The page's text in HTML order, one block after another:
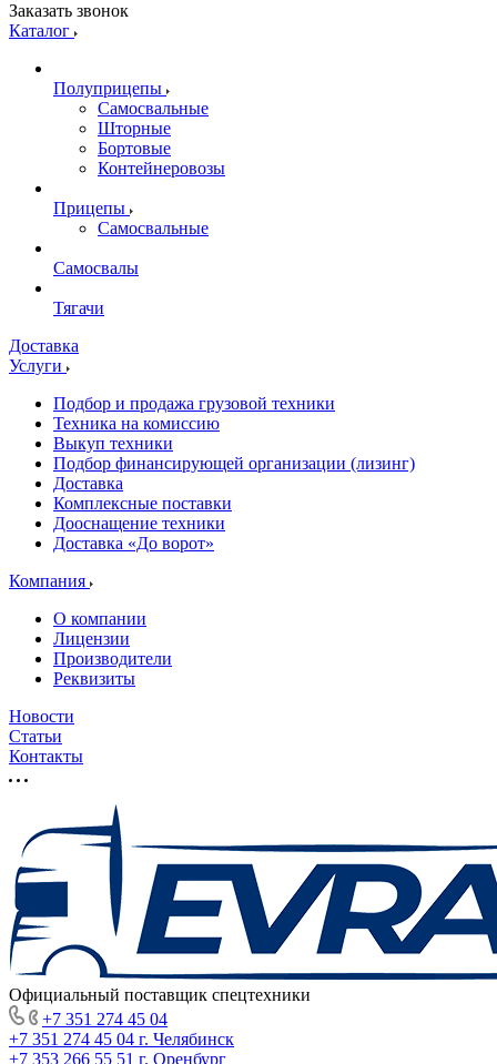
Заказать звонок
Каталог
Полуприцепы
Самосвальные
Шторные
Бортовые
Контейнеровозы
Прицепы
Самосвальные
Самосвалы
Тягачи
Доставка
Услуги
Подбор и продажа грузовой техники
Техника на комиссию
Выкуп техники
Подбор финансирующей организации (лизинг)
Доставка
Комплексные поставки
Дооснащение техники
Доставка «До ворот»
Компания
О компании
Лицензии
Производители
Реквизиты
Новости
Статьи
Контакты
Официальный поставщик спецтехники
+7 351 274 45 04
+7 351 274 45 04 г. Челябинск
+7 353 266 55 51 г. Оренбург